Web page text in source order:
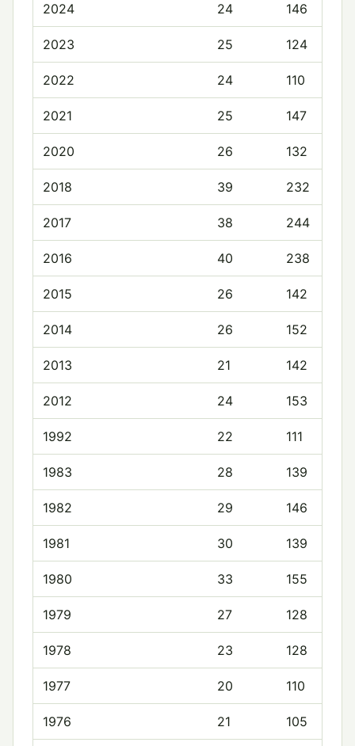
2024 24 146
2023 25 124
2022 24 110
2021 25 147
2020 26 132
2018 39 232
2017 38 244
2016 40 238
2015 26 142
2014 26 152
2013 21 142
2012 24 153
1992 22 111
1983 28 139
1982 29 146
1981 30 139
1980 33 155
1979 27 128
1978 23 128
1977 20 110
1976 21 105